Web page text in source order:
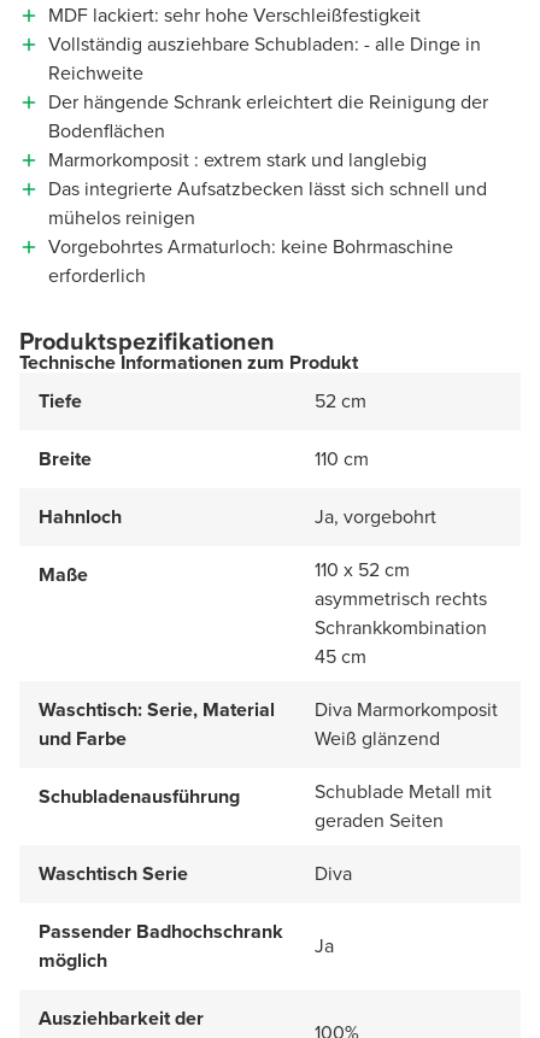
MDF lackiert: sehr hohe Verschleißfestigkeit
Vollständig ausziehbare Schubladen: - alle Dinge in
Reichweite
Der hängende Schrank erleichtert die Reinigung der
Bodenflächen
Marmorkomposit : extrem stark und langlebig
Das integrierte Aufsatzbecken lässt sich schnell und
mühelos reinigen
Vorgebohrtes Armaturloch: keine Bohrmaschine
erforderlich
Produktspezifikationen
Technische Informationen zum Produkt
Tiefe
52 cm
Breite 110 cm
Hahnloch Ja, vorgebohrt
Maße
110 x 52 cm
asymmetrisch rechts
Schrankkombination
45 cm
Waschtisch: Serie, Material
und Farbe
Diva Marmorkomposit
Weiß glänzend
Schubladenausführung
Schublade Metall mit
geraden Seiten
Waschtisch Serie
Diva
Passender Badhochschrank
möglich
Ja
Ausziehbarkeit der